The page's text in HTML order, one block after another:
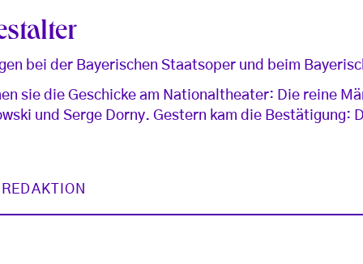
bei der Bayerischen Staatsoper und beim
sie die Geschicke am Nationaltheater: Die reine
und Serge Dorny. Gestern kam die Bestätigung: